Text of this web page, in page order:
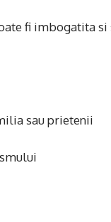
fi imbogatita si
sau prietenii